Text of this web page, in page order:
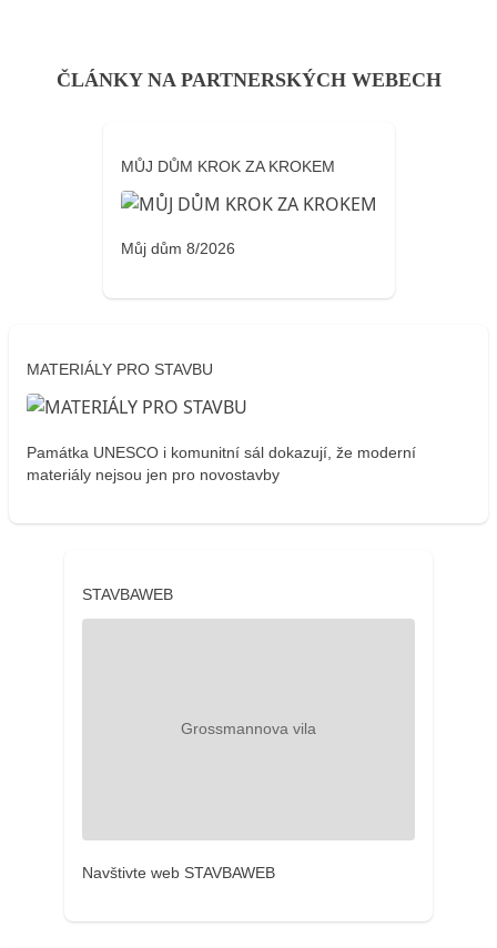
ČLÁNKY NA PARTNERSKÝCH WEBECH
MŮJ DŮM KROK ZA KROKEM
Můj dům 8/2026
MATERIÁLY PRO STAVBU
Památka UNESCO i komunitní sál dokazují, že moderní
materiály nejsou jen pro novostavby
STAVBAWEB
Navštivte web STAVBAWEB